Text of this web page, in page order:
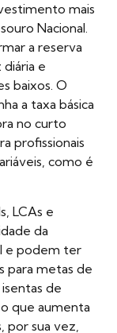
mais
Nacional.
a reserva
e
baixos. O
a taxa básica
no curto
profissionais
como é
LCAs e
da
e podem ter
para metas de
de
que aumenta
por sua vez,